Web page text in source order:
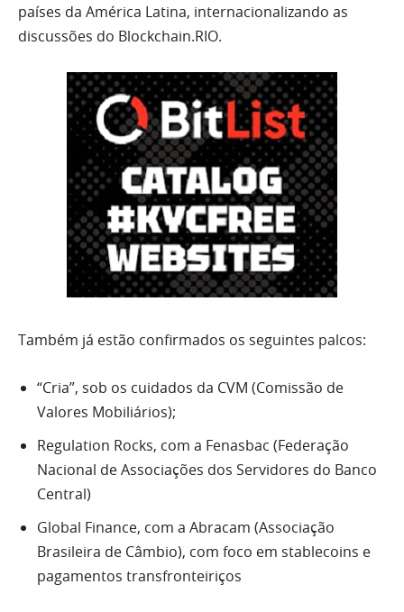
países da América Latina, internacionalizando as
discussões do Blockchain.RIO.
Também já estão confirmados os seguintes palcos:
“Cria”, sob os cuidados da CVM (Comissão de
Valores Mobiliários);
Regulation Rocks, com a Fenasbac (Federação
Nacional de Associações dos Servidores do Banco
Central)
Global Finance, com a Abracam (Associação
Brasileira de Câmbio), com foco em stablecoins e
pagamentos transfronteiriços